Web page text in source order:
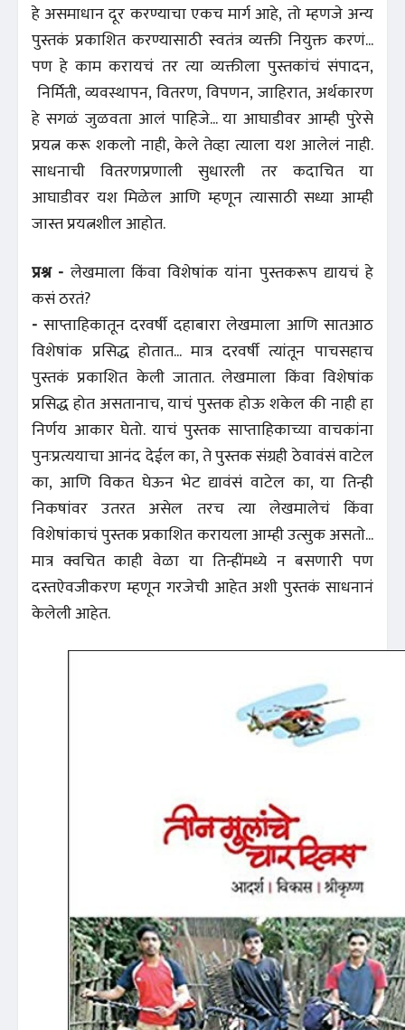
हे असमाधान दूर करण्याचा एकच मार्ग आहे, तो म्हणजे अन्य
पुस्तकं प्रकाशित करण्यासाठी स्वतंत्र व्यक्ती नियुक्त करणं...
पण हे काम करायचं तर त्या व्यक्तीला पुस्तकांचं संपादन,
निर्मिती, व्यवस्थापन, वितरण, विपणन, जाहिरात, अर्थकारण
हे सगळं जुळवता आलं पाहिजे... या आघाडीवर आम्ही पुरेसे
प्रयत्न करू शकलो नाही, केले तेव्हा त्याला यश आलेलं नाही.
साधनाची वितरणप्रणाली सुधारली तर कदाचित या
आघाडीवर यश मिळेल आणि म्हणून त्यासाठी सध्या आम्ही
जास्त प्रयत्नशील आहोत.
प्रश्न - लेखमाला किंवा विशेषांक यांना पुस्तकरूप द्यायचं हे
कसं ठरतं?
- साप्ताहिकातून दरवर्षी दहाबारा लेखमाला आणि सातआठ
विशेषांक प्रसिद्ध होतात... मात्र दरवर्षी त्यांतून पाचसहाच
पुस्तकं प्रकाशित केली जातात. लेखमाला किंवा विशेषांक
प्रसिद्ध होत असतानाच, याचं पुस्तक होऊ शकेल की नाही हा
निर्णय आकार घेतो. याचं पुस्तक साप्ताहिकाच्या वाचकांना
पुनःप्रत्ययाचा आनंद देईल का, ते पुस्तक संग्रही ठेवावंसं वाटेल
का, आणि विकत घेऊन भेट द्यावंसं वाटेल का, या तिन्ही
निकषांवर उतरत असेल तरच त्या लेखमालेचं किंवा
विशेषांकाचं पुस्तक प्रकाशित करायला आम्ही उत्सुक असतो...
मात्र क्वचित काही वेळा या तिन्हींमध्ये न बसणारी पण
दस्तऐवजीकरण म्हणून गरजेची आहेत अशी पुस्तकं साधनानं
केलेली आहेत.